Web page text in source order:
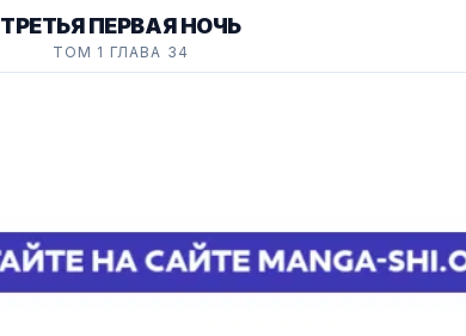
ТРЕТЬЯ ПЕРВАЯ НОЧЬ
ТОМ 1 ГЛАВА 34